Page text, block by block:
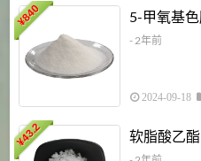
¥
840 5-甲氧基
- 2年前
2024-09-18
¥
43.2 软脂酸乙